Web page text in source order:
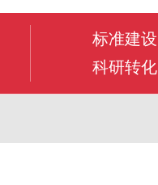
标准建设
科研转化